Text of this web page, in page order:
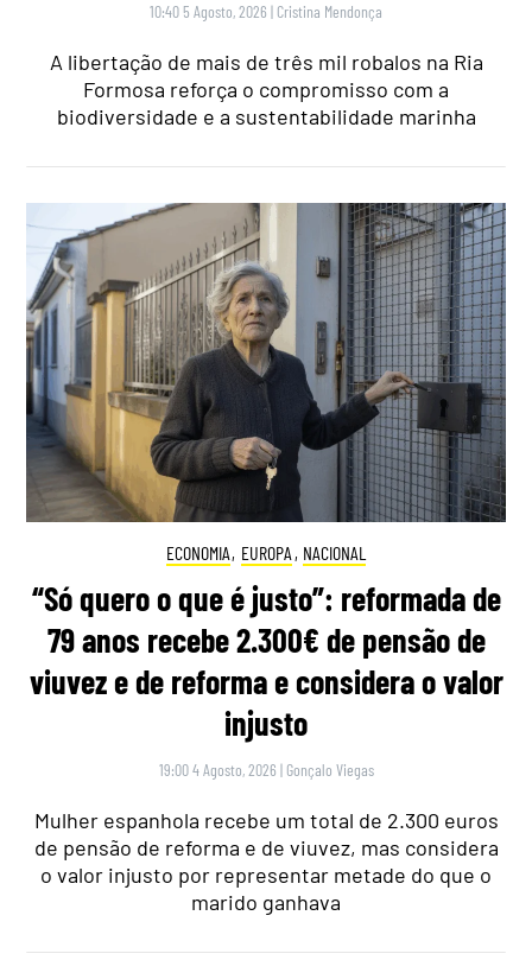
10:40 5 Agosto, 2026 | Cristina Mendonça
A libertação de mais de três mil robalos na Ria
Formosa reforça o compromisso com a
biodiversidade e a sustentabilidade marinha
ECONOMIA, EUROPA , NACIONAL
“Só quero o que é justo”: reformada de
79 anos recebe 2.300€ de pensão de
viuvez e de reforma e considera o valor
injusto
19:00 4 Agosto, 2026 | Gonçalo Viegas
Mulher espanhola recebe um total de 2.300 euros
de pensão de reforma e de viuvez, mas considera
o valor injusto por representar metade do que o
marido ganhava